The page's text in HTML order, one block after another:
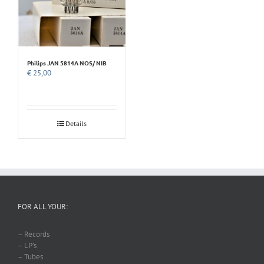
Philips JAN 5814A NOS/ NIB
€ 25,00
Details
FOR ALL YOUR:
– Records
– LP’s
– Tubes